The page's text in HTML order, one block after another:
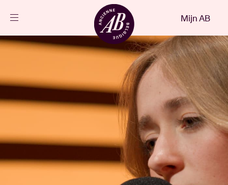
NL
Agenda
Projecten
Nieuws
Bezoekersinfo
Mijn AB